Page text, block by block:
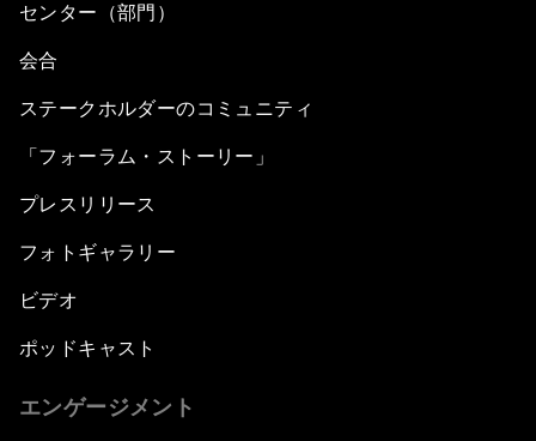
センター（部門）
会合
ステークホルダーのコミュニティ
「フォーラム・ストーリー」
プレスリリース
フォトギャラリー
ビデオ
ポッドキャスト
エンゲージメント